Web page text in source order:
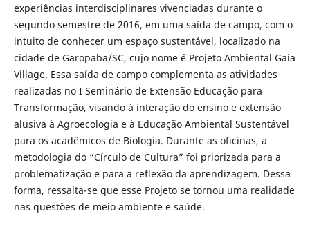
experiências interdisciplinares vivenciadas durante o
segundo semestre de 2016, em uma saída de campo, com o
intuito de conhecer um espaço sustentável, localizado na
cidade de Garopaba/SC, cujo nome é Projeto Ambiental Gaia
Village. Essa saída de campo complementa as atividades
realizadas no I Seminário de Extensão Educação para
Transformação, visando à interação do ensino e extensão
alusiva à Agroecologia e à Educação Ambiental Sustentável
para os acadêmicos de Biologia. Durante as oficinas, a
metodologia do “Círculo de Cultura” foi priorizada para a
problematização e para a reflexão da aprendizagem. Dessa
forma, ressalta-se que esse Projeto se tornou uma realidade
nas questões de meio ambiente e saúde.